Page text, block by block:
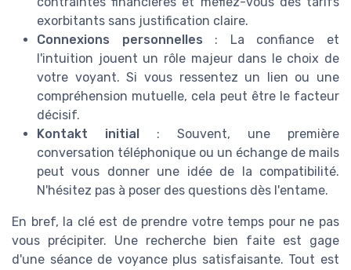
exorbitants sans justification claire.
Connexions personnelles : La confiance et
l'intuition jouent un rôle majeur dans le choix de
votre voyant. Si vous ressentez un lien ou une
compréhension mutuelle, cela peut être le facteur
décisif.
Kontakt initial
: Souvent, une première
conversation téléphonique ou un échange de mails
peut vous donner une idée de la compatibilité.
N'hésitez pas à poser des questions dès l'entame.
En bref, la clé est de prendre votre temps pour ne pas
vous précipiter. Une recherche bien faite est gage
d'une séance de voyance plus satisfaisante. Tout est